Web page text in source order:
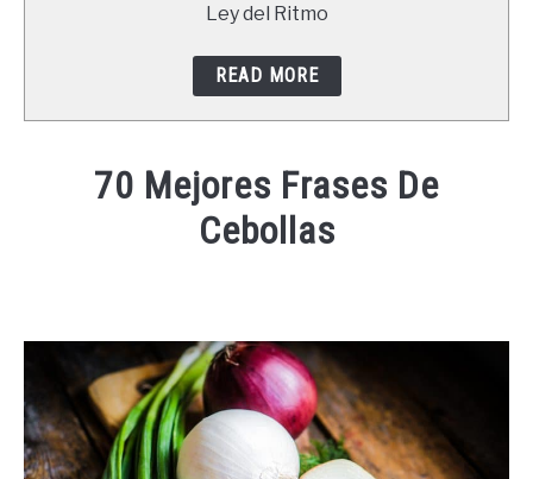
Ley del Ritmo
READ MORE
70 Mejores Frases De
Cebollas
Frases